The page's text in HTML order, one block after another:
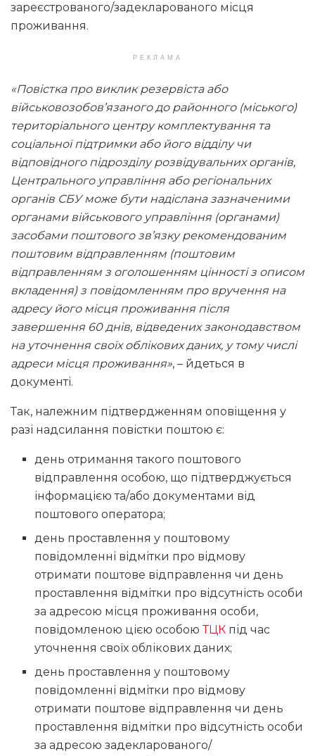
зареєстрованого/задекларованого місця
проживання.
РЕКЛАМА
«Повістка про виклик резервіста або
військовозобов’язаного до районного (міського)
територіального центру комплектування та
соціальної підтримки або його відділу чи
відповідного підрозділу розвідувальних органів,
Центрального управління або регіональних
органів СБУ може бути надіслана зазначеними
органами військового управління (органами)
засобами поштового зв’язку рекомендованим
поштовим відправленням (поштовим
відправленням з оголошенням цінності з описом
вкладення) з повідомленням про вручення на
адресу його місця проживання після
завершення 60 днів, відведених законодавством
на уточнення своїх облікових даних, у тому числі
адреси місця проживання», – йдеться в
документі.
Так, належним підтвердженням оповіщення у
разі надсилання повістки поштою є:
день отримання такого поштового
відправлення особою, що підтверджується
інформацією та/або документами від
поштового оператора;
день проставлення у поштовому
повідомленні відмітки про відмову
отримати поштове відправлення чи день
проставлення відмітки про відсутність особи
за адресою місця проживання особи,
повідомленою цією особоюТЦК під час
уточнення своїх облікових даних;
день проставлення у поштовому
повідомленні відмітки про відмову
отримати поштове відправлення чи день
проставлення відмітки про відсутність особи
за адресою задекларованого/